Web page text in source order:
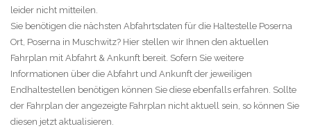
leider nicht mitteilen.
Sie benötigen die nächsten Abfahrtsdaten für die Haltestelle Poserna
Ort, Poserna in Muschwitz? Hier stellen wir Ihnen den aktuellen
Fahrplan mit Abfahrt & Ankunft bereit. Sofern Sie weitere
Informationen über die Abfahrt und Ankunft der jeweiligen
Endhaltestellen benötigen können Sie diese ebenfalls erfahren. Sollte
der Fahrplan der angezeigte Fahrplan nicht aktuell sein, so können Sie
diesen jetzt aktualisieren.